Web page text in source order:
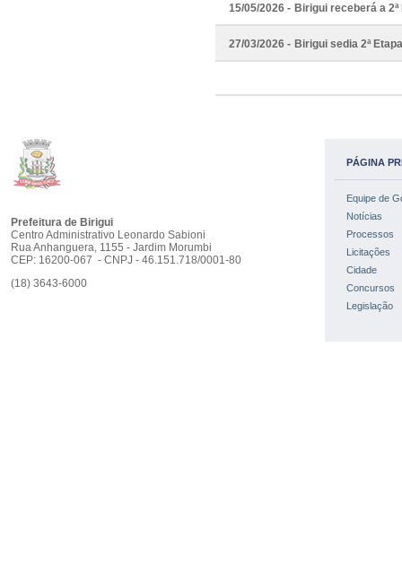
15/05/2026 - Birigui receberá a
27/03/2026 - Birigui sedia 2ª
Prefeitura de Birigui
Centro Administrativo Leonardo Sabioni
Rua Anhanguera, 1155 - Jardim Morumbi
CEP: 16200-067 - CNPJ - 46.151.718/0001-80
(18) 3643-6000
PÁGINA
Equipe de
Notícias
Processos
Licitações
Cidade
Concursos
Legislação